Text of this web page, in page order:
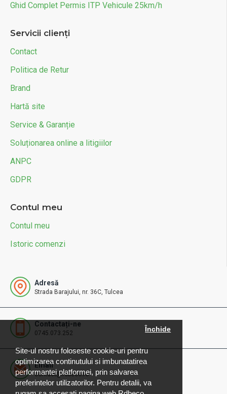
Site-ul nostru foloseste cookie-uri pentru
optimizarea continutului si imbunatatirea
performantei platformei, prin salvarea
preferintelor utilizatorilor. Pentru detalii, va
Închide
Ghid Complet Permis ITP Vehicule 25km/h
Servicii clienți
Contact
Politica de Retur
Brand
Hartă site
Service & Garanție
Soluționarea online a litigiilor
ANPC
GDPR
Contul meu
Contul meu
Istoric comenzi
Adresă
Strada Barajului, nr. 36C, Tulcea
Contactați-ne
0745.073.252
Email
contact@rdbeco.ro